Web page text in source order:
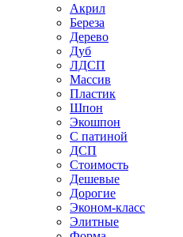
Акрил
Береза
Дерево
Дуб
ЛДСП
Массив
Пластик
Шпон
Экошпон
С патиной
ДСП
Стоимость
Дешевые
Дорогие
Эконом-класс
Элитные